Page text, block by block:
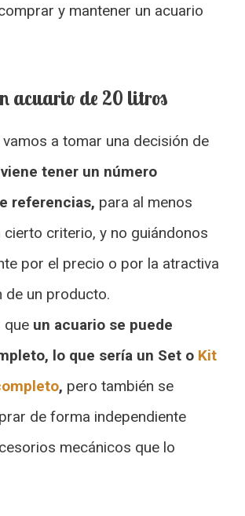
y mantener un acuario
acuario de 20 litros
a tomar una decisión de
tener un número
referencias, para al menos
cierto criterio, y no guiándonos
por el precio o por la atractiva
de un producto.
que un acuario se puede
lo que sería un Set o Kit
, pero también se
de forma independiente
mecánicos que lo